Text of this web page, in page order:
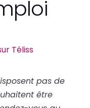
Téliss
pas de
être